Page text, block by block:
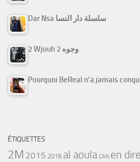
Dar Nsa سلسلة دار النسا
2 Wjouh 2 وجوه
Pourquoi BeReal n’a jamais
ÉTIQUETTES
2M 2015 2016 al aoula CAN en